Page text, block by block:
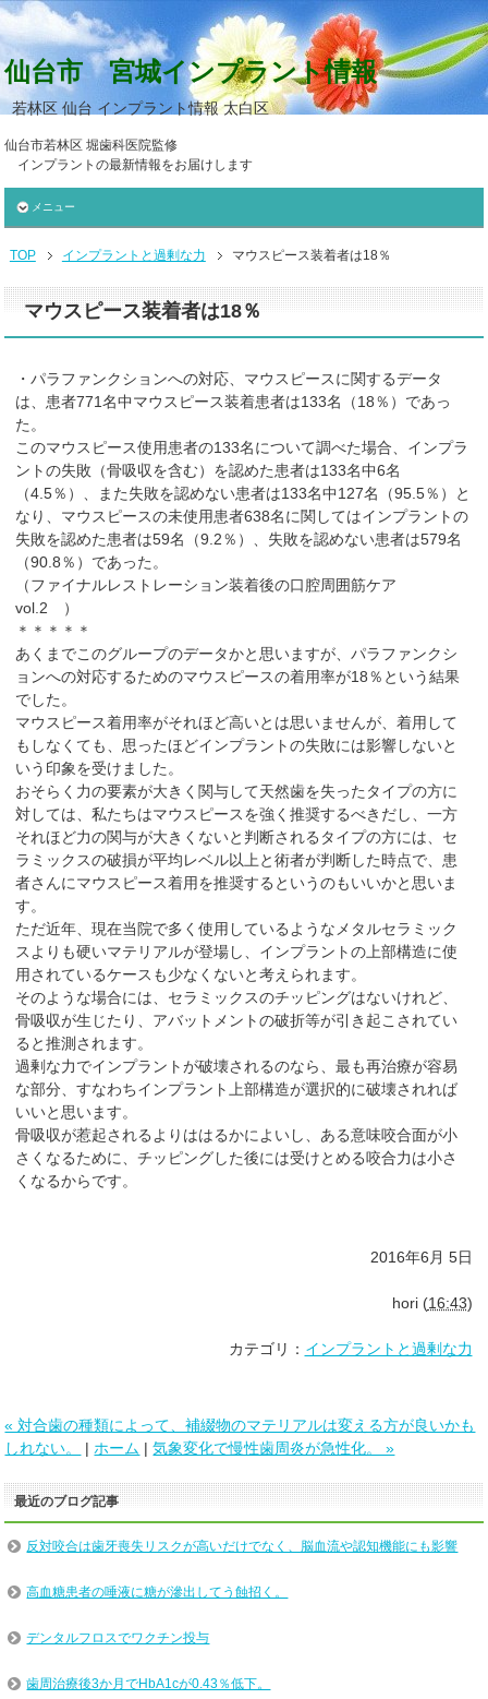
仙台市 宮城インプラント情報
若林区 仙台 インプラント情報 太白区
仙台市若林区 堀歯科医院監修
インプラントの最新情報をお届けします
メニュー
TOP インプラントと過剰な力 マウスピース装着者は18％
マウスピース装着者は18％
・パラファンクションへの対応、マウスピースに関するデータ
は、患者771名中マウスピース装着患者は133名（18％）であっ
た。
このマウスピース使用患者の133名について調べた場合、インプラ
ントの失敗（骨吸収を含む）を認めた患者は133名中6名
（4.5％）、また失敗を認めない患者は133名中127名（95.5％）と
なり、マウスピースの未使用患者638名に関してはインプラントの
失敗を認めた患者は59名（9.2％）、失敗を認めない患者は579名
（90.8％）であった。
（ファイナルレストレーション装着後の口腔周囲筋ケア
vol.2 ）
＊＊＊＊＊
あくまでこのグループのデータかと思いますが、パラファンクシ
ョンへの対応するためのマウスピースの着用率が18％という結果
でした。
マウスピース着用率がそれほど高いとは思いませんが、着用して
もしなくても、思ったほどインプラントの失敗には影響しないと
いう印象を受けました。
おそらく力の要素が大きく関与して天然歯を失ったタイプの方に
対しては、私たちはマウスピースを強く推奨するべきだし、一方
それほど力の関与が大きくないと判断されるタイプの方には、セ
ラミックスの破損が平均レベル以上と術者が判断した時点で、患
者さんにマウスピース着用を推奨するというのもいいかと思いま
す。
ただ近年、現在当院で多く使用しているようなメタルセラミック
スよりも硬いマテリアルが登場し、インプラントの上部構造に使
用されているケースも少なくないと考えられます。
そのような場合には、セラミックスのチッピングはないけれど、
骨吸収が生じたり、アバットメントの破折等が引き起こされてい
ると推測されます。
過剰な力でインプラントが破壊されるのなら、最も再治療が容易
な部分、すなわちインプラント上部構造が選択的に破壊されれば
いいと思います。
骨吸収が惹起されるよりははるかによいし、ある意味咬合面が小
さくなるために、チッピングした後には受けとめる咬合力は小さ
くなるからです。
2016年6月 5日
hori(16:43)
カテゴリ： インプラントと過剰な力
« 対合歯の種類によって、補綴物のマテリアルは変える方が良いかも
しれない。
| ホーム |気象変化で慢性歯周炎が急性化。 »
最近のブログ記事
反対咬合は歯牙喪失リスクが高いだけでなく、脳血流や認知機能にも影響
高血糖患者の唾液に糖が滲出してう蝕招く。
デンタルフロスでワクチン投与
歯周治療後3か月でHbA1cが0.43％低下。